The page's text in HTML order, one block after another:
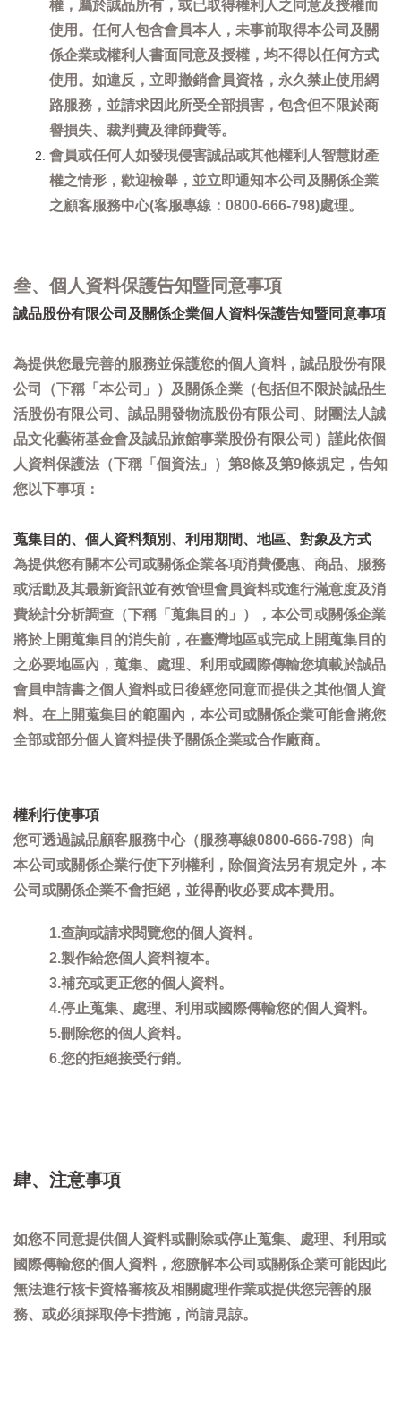
權，屬於誠品所有，或已取得權利人之同意及授權而
使用。任何人包含會員本人，未事前取得本公司及關
係企業或權利人書面同意及授權，均不得以任何方式
使用。如違反，立即撤銷會員資格，永久禁止使用網
路服務，並請求因此所受全部損害，包含但不限於商
譽損失、裁判費及律師費等。
會員或任何人如發現侵害誠品或其他權利人智慧財產
權之情形，歡迎檢舉，並立即通知本公司及關係企業
之顧客服務中心(客服專線：0800-666-798)處理。
叁、個人資料保護告知暨同意事項
誠品股份有限公司及關係企業個人資料保護告知暨同意事項
為提供您最完善的服務並保護您的個人資料，誠品股份有限
公司（下稱「本公司」）及關係企業（包括但不限於誠品生
活股份有限公司、誠品開發物流股份有限公司、財團法人誠
品文化藝術基金會及誠品旅館事業股份有限公司）謹此依個
人資料保護法（下稱「個資法」）第8條及第9條規定，告知
您以下事項：
蒐集目的、個人資料類別、利用期間、地區、對象及方式
為提供您有關本公司或關係企業各項消費優惠、商品、服務
或活動及其最新資訊並有效管理會員資料或進行滿意度及消
費統計分析調查（下稱「蒐集目的」），本公司或關係企業
將於上開蒐集目的消失前，在臺灣地區或完成上開蒐集目的
之必要地區內，蒐集、處理、利用或國際傳輸您填載於誠品
會員申請書之個人資料或日後經您同意而提供之其他個人資
料。在上開蒐集目的範圍內，本公司或關係企業可能會將您
全部或部分個人資料提供予關係企業或合作廠商。
權利行使事項
您可透過誠品顧客服務中心（服務專線0800-666-798）向
本公司或關係企業行使下列權利，除個資法另有規定外，本
公司或關係企業不會拒絕，並得酌收必要成本費用。
1.查詢或請求閱覽您的個人資料。
2.製作給您個人資料複本。
3.補充或更正您的個人資料。
4.停止蒐集、處理、利用或國際傳輸您的個人資料。
5.刪除您的個人資料。
6.您的拒絕接受行銷。
肆、注意事項
如您不同意提供個人資料或刪除或停止蒐集、處理、利用或
國際傳輸您的個人資料，您膫解本公司或關係企業可能因此
無法進行核卡資格審核及相關處理作業或提供您完善的服
務、或必須採取停卡措施，尚請見諒。